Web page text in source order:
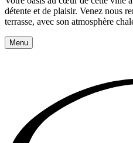
détente et de plaisir. Venez nous
terrasse, avec son atmosphère
Menu